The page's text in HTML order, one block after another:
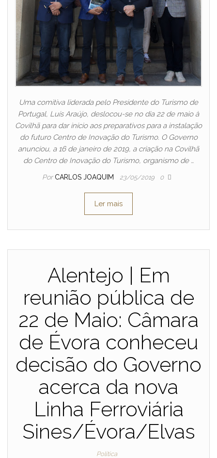
Uma comitiva liderada pelo Presidente do Turismo de
Portugal, Luís Araújo, deslocou-se no dia 22 de maio à
Covilhã para dar início aos preparativos para a instalação
do futuro Centro de Inovação do Turismo. O Governo
anunciou, a 16 de janeiro de 2019, a criação na Covilhã
do Centro de Inovação do Turismo, organismo de …
Por CARLOS JOAQUIM 23/05/2019 0
Ler mais
Alentejo | Em
reunião pública de
22 de Maio: Câmara
de Évora conheceu
decisão do Governo
acerca da nova
Linha Ferroviária
Sines/Évora/Elvas
Política